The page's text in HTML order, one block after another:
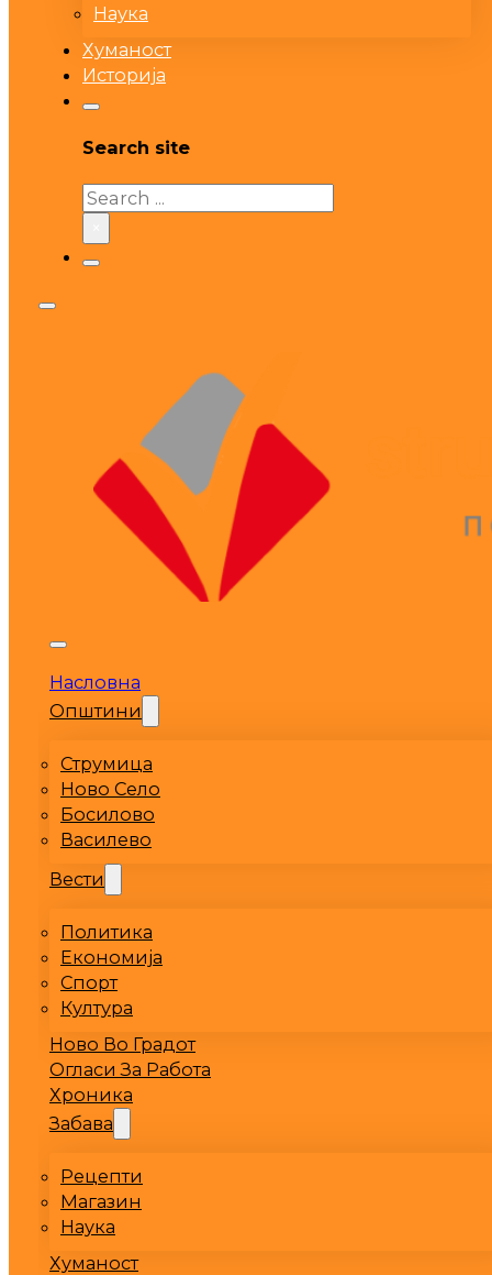
Наука
Хуманост
Историја
Search site
Search
Насловна
Општини
Струмица
Ново Село
Босилово
Василево
Вести
Политика
Економија
Спорт
Култура
Ново Во Градот
Огласи За Работа
Хроника
Забава
Рецепти
Магазин
Наука
Хуманост